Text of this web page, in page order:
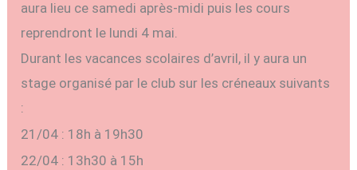
aura lieu ce samedi après-midi puis les cours
reprendront le lundi 4 mai.
Durant les vacances scolaires d’avril, il y aura un
stage organisé par le club sur les créneaux suivants
:
21/04 : 18h à 19h30
22/04 : 13h30 à 15h